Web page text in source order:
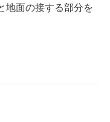
地面の接する部分を